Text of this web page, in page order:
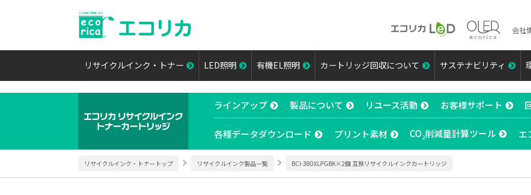
リサイクルインク・トナー LED照明 有機EL照明 カートリッジ回収について サステナビリティ
会社
ラインアップ 製品について リユース活動 お客様サポート
各種データダウンロード プリント素材 CO2削減量計算ツール エ
リサイクルインク・トナートップ リサイクルインク製品一覧 BCI-380XLPGBK×2個 互換リサイクルインクカートリッジ